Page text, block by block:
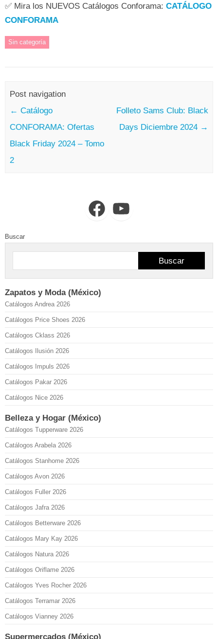
✅ Mira los NUEVOS Catálogos Conforama: CATÁLOGO
CONFORAMA
Sin categoría
Post navigation
← Catálogo
CONFORAMA: Ofertas
Black Friday 2024 – Tomo
2
Folleto Sams Club: Black
Days Diciembre 2024 →
FacebookYouTube
Buscar
Buscar
Zapatos y Moda (México)
Catálogos Andrea 2026
Catálogos Price Shoes 2026
Catálogos Cklass 2026
Catálogos Ilusión 2026
Catálogos Impuls 2026
Catálogos Pakar 2026
Catálogos Nice 2026
Belleza y Hogar (México)
Catálogos Tupperware 2026
Catálogos Arabela 2026
Catálogos Stanhome 2026
Catálogos Avon 2026
Catálogos Fuller 2026
Catálogos Jafra 2026
Catálogos Betterware 2026
Catálogos Mary Kay 2026
Catálogos Natura 2026
Catálogos Oriflame 2026
Catálogos Yves Rocher 2026
Catálogos Terramar 2026
Catálogos Vianney 2026
Supermercados (México)